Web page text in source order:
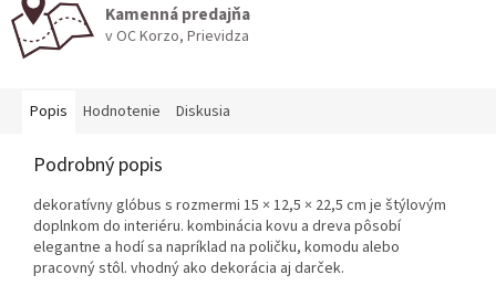
Kamenná predajňa
v OC Korzo, Prievidza
Popis Hodnotenie Diskusia
Podrobný popis
dekoratívny glóbus s rozmermi 15 × 12,5 × 22,5 cm je štýlovým
doplnkom do interiéru. kombinácia kovu a dreva pôsobí
elegantne a hodí sa napríklad na poličku, komodu alebo
pracovný stôl. vhodný ako dekorácia aj darček.